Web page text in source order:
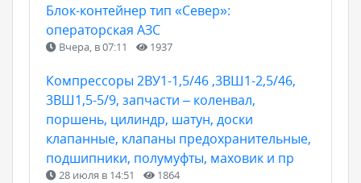
Блок-контейнер тип «Север»:
операторская АЗС
Вчера, в 07:11 1937
Компрессоры 2ВУ1-1,5/46 ,3ВШ1-2,5/46,
3ВШ1,5-5/9, запчасти – коленвал,
поршень, цилиндр, шатун, доски
клапанные, клапаны предохранительные,
подшипники, полумуфты, маховик и пр
28 июля в 14:51 1864